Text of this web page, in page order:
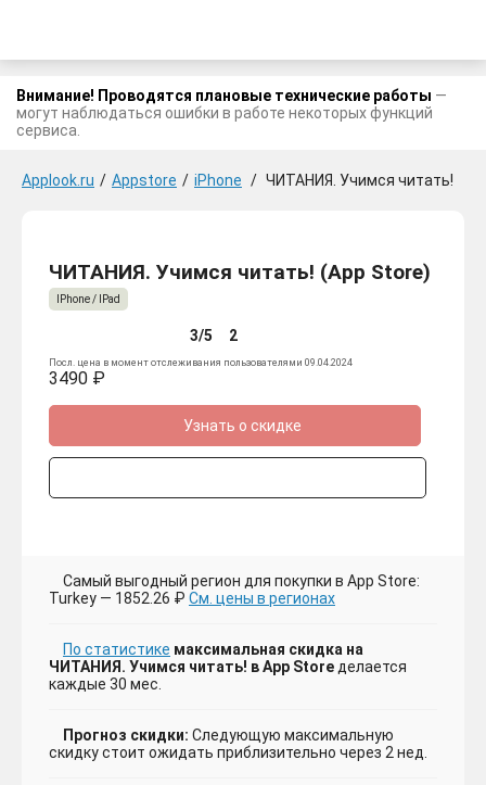
Внимание! Проводятся плановые технические работы —
могут наблюдаться ошибки в работе некоторых функций
сервиса.
Applook.ru / Appstore / iPhone / ЧИТАНИЯ. Учимся читать!
ЧИТАНИЯ. Учимся читать! (App Store)
IPhone / IPad
3/5 2
Посл. цена в момент отслеживания пользователями 09.04.2024
3490 ₽
Узнать о скидке
Самый выгодный регион для покупки в App Store:
Turkey — 1852.26 ₽ См. цены в регионах
По статистике максимальная скидка на
ЧИТАНИЯ. Учимся читать! в App Storeделается
каждые 30 мес.
Прогноз скидки: Следующую максимальную
скидку стоит ожидать приблизительно через 2 нед.